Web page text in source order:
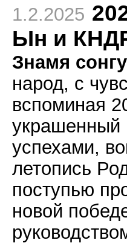
1.2.2025
Ын и
Знамя
народ, с
вспоминая
украшенный
успехами,
летопись
поступью
новой